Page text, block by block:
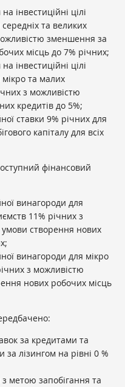
інвестиційні цілі
та великих
зменшення за
місць до 7% річних;
інвестиційні цілі
мікро та малих
з можливістю
кредитів до 5%;
ставки 9% річних для
капіталу для всіх
фінансовий
винагороди для
11% річних з
створення нових
винагороди для мікро
з можливістю
нових робочих місць
за кредитами та
за лізингом на рівні 0 %
метою запобігання та